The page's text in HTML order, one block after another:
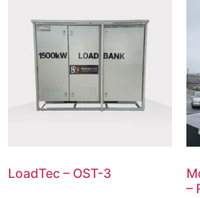
LoadTec – OST-3
–